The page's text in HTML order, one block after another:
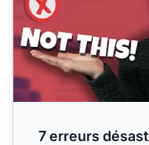
7 erreurs